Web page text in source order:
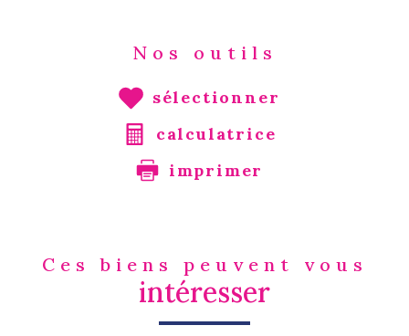
Nos outils
sélectionner
calculatrice
imprimer
Ces biens peuvent vous
intéresser